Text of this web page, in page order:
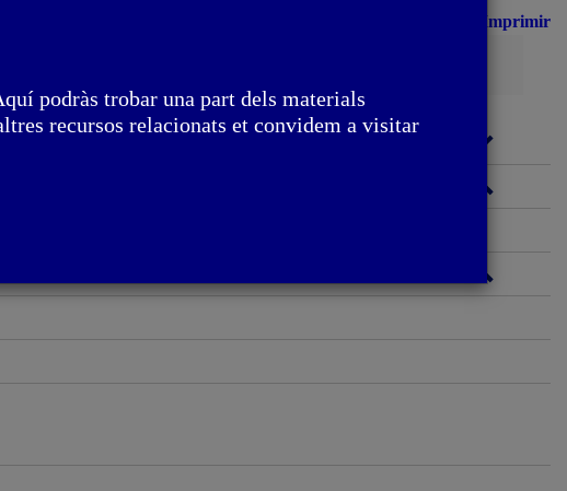
Imprimir
podràs trobar una part dels materials
recursos relacionats et convidem a visitar